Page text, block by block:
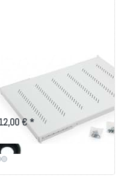
19 Zoll Fachboden
80kg Belastung
in versch. Tiefen
€ *